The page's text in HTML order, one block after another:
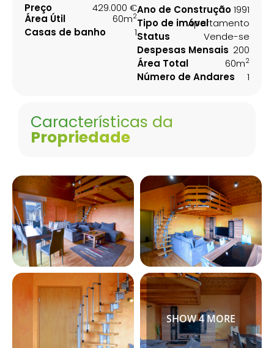
Preço
429.000 €
Área Útil
60m2
Casas de banho 1
Ano de Construção1991
Tipo de imóvelApartamento
Status
Vende-se
Despesas Mensais 200
Área Total
60m2
Número de Andares 1
Características da
Propriedade